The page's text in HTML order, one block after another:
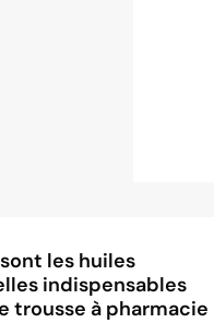
les huiles
indispensables
trousse à pharmacie